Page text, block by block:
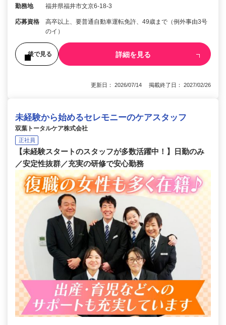
勤務地 福井県福井市文京6-18-3
応募資格
高卒以上、要普通自動車運転免許、49歳まで（例外事由3号
のイ）
後で見る 詳細を見る
更新日： 2026/07/14 掲載終了日： 2027/02/26
未経験から始めるセレモニーのケアスタッフ
双葉トータルケア株式会社
正社員
【未経験スタートのスタッフが多数活躍中！】日勤のみ
／安定性抜群／充実の研修で安心勤務